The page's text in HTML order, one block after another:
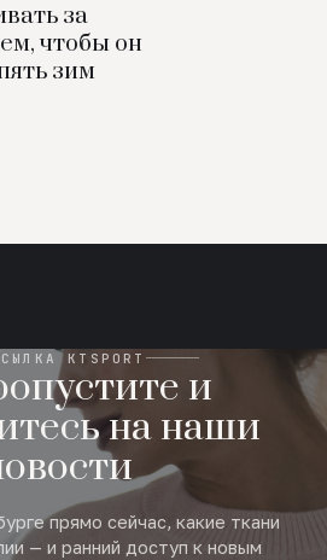
за
чтобы он
зим
KTSPORT
и
на наши
прямо сейчас, какие ткани
— и ранний доступ к новым